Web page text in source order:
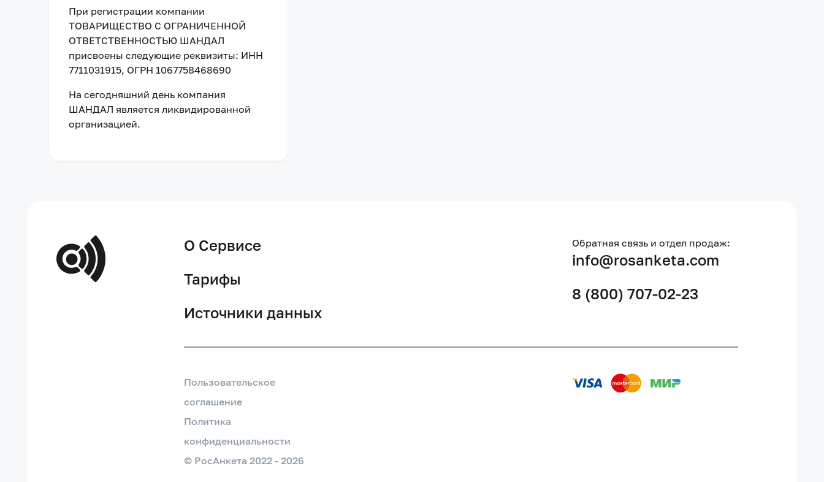
При регистрации компании
ТОВАРИЩЕСТВО С ОГРАНИЧЕННОЙ
ОТВЕТСТВЕННОСТЬЮ ШАНДАЛ
присвоены следующие реквизиты: ИНН
7711031915, ОГРН 1067758468690
На сегодняшний день компания
ШАНДАЛ является ликвидированной
организацией.
О Сервисе
Тарифы
Источники данных
Обратная связь и отдел продаж:
info@rosanketa.com
8 (800) 707-02-23
Пользовательское
соглашение
Политика
конфиденциальности
© РосАнкета 2022 - 2026